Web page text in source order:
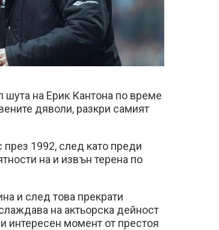
на Ерик Кантона по време
дяволи, разкри самият
1992, след като преди
на и извън терена по
и след това прекрати
на актьорска дейност
интересен момент от престоя